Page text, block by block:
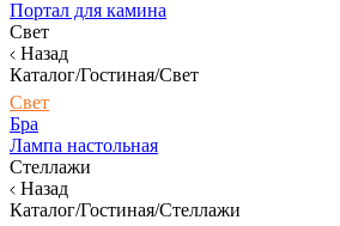
Портал для камина
Свет
Назад
Каталог/Гостиная/Свет
Свет
Бра
Лампа настольная
Стеллажи
Назад
Каталог/Гостиная/Стеллажи